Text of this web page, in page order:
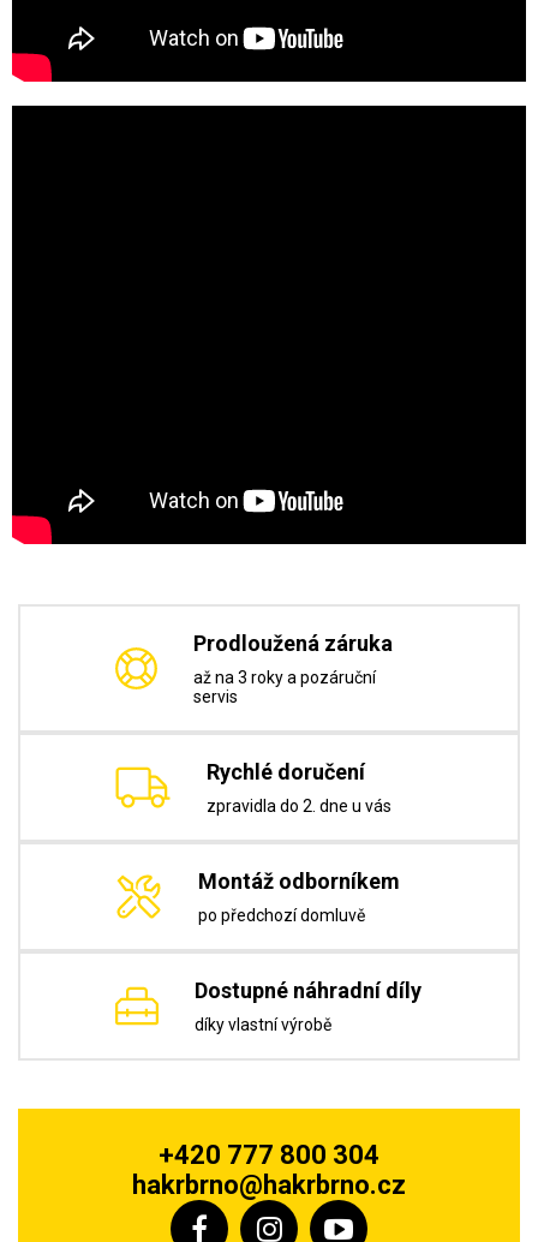
Prodloužená záruka
až na 3 roky a pozáruční
servis
Rychlé doručení
zpravidla do 2. dne u vás
Montáž odborníkem
po předchozí domluvě
Dostupné náhradní díly
díky vlastní výrobě
+420 777 800 304
hakrbrno@hakrbrno.cz